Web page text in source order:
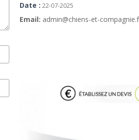
Date : 22-07-2025
Email: admin@chiens-et-